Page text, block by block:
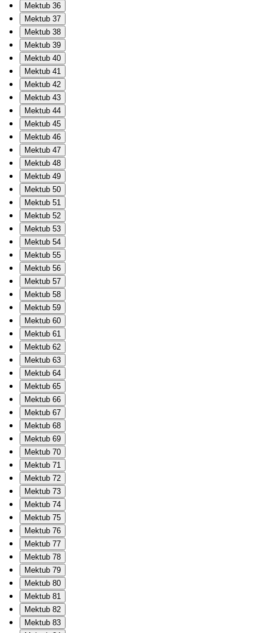
Mektub 36
Mektub 37
Mektub 38
Mektub 39
Mektub 40
Mektub 41
Mektub 42
Mektub 43
Mektub 44
Mektub 45
Mektub 46
Mektub 47
Mektub 48
Mektub 49
Mektub 50
Mektub 51
Mektub 52
Mektub 53
Mektub 54
Mektub 55
Mektub 56
Mektub 57
Mektub 58
Mektub 59
Mektub 60
Mektub 61
Mektub 62
Mektub 63
Mektub 64
Mektub 65
Mektub 66
Mektub 67
Mektub 68
Mektub 69
Mektub 70
Mektub 71
Mektub 72
Mektub 73
Mektub 74
Mektub 75
Mektub 76
Mektub 77
Mektub 78
Mektub 79
Mektub 80
Mektub 81
Mektub 82
Mektub 83